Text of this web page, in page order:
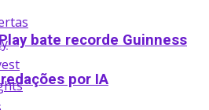
bate recorde Guinness
por IA